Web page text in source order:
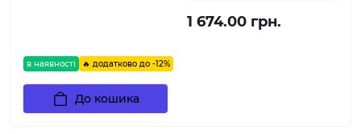
в наявності 🔥 додатково до -12%
1 674.00 грн.
До кошика